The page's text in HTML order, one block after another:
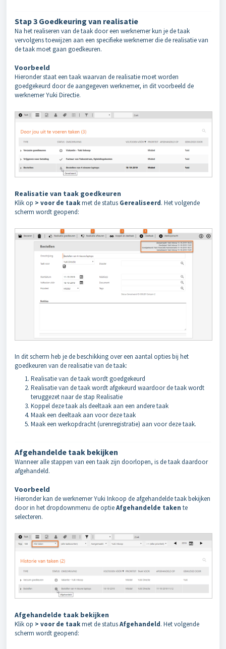
Stap 3 Goedkeuring van realisatie
Na het realiseren van de taak door een werknemer kun je de taak
vervolgens toewijzen aan een specifieke werknemer die de realisatie van
de taak moet gaan goedkeuren.
Voorbeeld
Hieronder staat een taak waarvan de realisatie moet worden
goedgekeurd door de aangegeven werknemer, in dit voorbeeld de
werknemer Yuki Directie.
Realisatie van taak goedkeuren
Klik op > voor de taakmet de status Gerealiseerd. Het volgende
scherm wordt geopend:
In dit scherm heb je de beschikking over een aantal opties bij het
goedkeuren van de realisatie van de taak:
Realisatie van de taak wordt goedgekeurd
Realisatie van de taak wordt afgekeurd waardoor de taak wordt
teruggezet naar de stap Realisatie
Koppel deze taak als deeltaak aan een andere taak
Maak een deeltaak aan voor deze taak
Maak een werkopdracht (urenregistratie) aan voor deze taak.
Afgehandelde taak bekijken
Wanneer alle stappen van een taak zijn doorlopen, is de taak daardoor
afgehandeld.
Voorbeeld
Hieronder kan de werknemer Yuki Inkoop de afgehandelde taak bekijken
door in het dropdownmenu de optieAfgehandelde taken te
selecteren.
Afgehandelde taak bekijken
Klik op > voor de taakmet de statusAfgehandeld. Het volgende
scherm wordt geopend: